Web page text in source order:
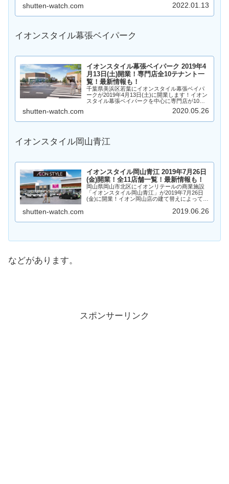
がどのような商業施設になるのか、見ていきま
shutten-watch.com 2022.01.13
イオンスタイル幕張ベイパーク
イオンスタイル幕張ベイパーク 2019年4
月13日(土)開業！専門店全10テナント一
覧！最新情報も！
千葉県美浜区若葉にイオンスタイル幕張ベイパ
ークが2019年4月13日(土)に開業します！イオン
スタイル幕張ベイパークを中心に専門店が10店
舗出店予定！そんな、イオンスタイル幕張ベイ
パークについて求人情報を含めていろいろ見て
shutten-watch.com 2020.05.26
イオンスタイル岡山青江
イオンスタイル岡山青江 2019年7月26日
(金)開業！全11店舗一覧！最新情報も！
岡山県岡山市北区にイオンリテールの商業施設
「イオンスタイル岡山青江」が2019年7月26日
(金)に開業！イオン岡山店の建て替えによって誕
ル岡山青江を核店舗に飲食店やサービス店舗な
shutten-watch.com 2019.06.26
などがあります。
スポンサーリンク